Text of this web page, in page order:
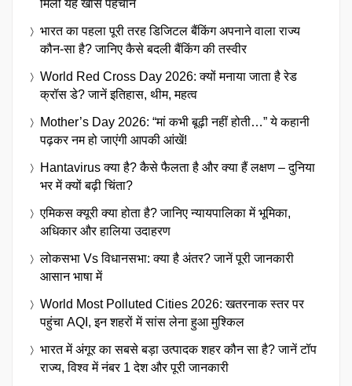
मिली यह खास पहचान
भारत का पहला पूरी तरह डिजिटल बैंकिंग अपनाने वाला राज्य
कौन-सा है? जानिए कैसे बदली बैंकिंग की तस्वीर
World Red Cross Day 2026: क्यों मनाया जाता है रेड
क्रॉस डे? जानें इतिहास, थीम, महत्व
Mother’s Day 2026: “मां कभी बूढ़ी नहीं होती…” ये कहानी
पढ़कर नम हो जाएंगी आपकी आंखें!
Hantavirus क्या है? कैसे फैलता है और क्या हैं लक्षण – दुनिया
भर में क्यों बढ़ी चिंता?
एमिकस क्यूरी क्या होता है? जानिए न्यायपालिका में भूमिका,
अधिकार और हालिया उदाहरण
लोकसभा Vs विधानसभा: क्या है अंतर? जानें पूरी जानकारी
आसान भाषा में
World Most Polluted Cities 2026: खतरनाक स्तर पर
पहुंचा AQI, इन शहरों में सांस लेना हुआ मुश्किल
भारत में अंगूर का सबसे बड़ा उत्पादक शहर कौन सा है? जानें टॉप
राज्य, विश्व में नंबर 1 देश और पूरी जानकारी